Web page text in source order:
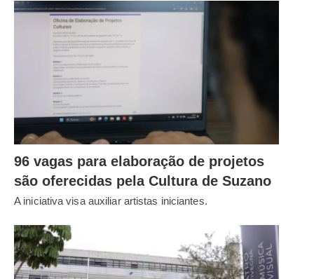
96 vagas para elaboração de projetos
são oferecidas pela Cultura de Suzano
A iniciativa visa auxiliar artistas iniciantes.